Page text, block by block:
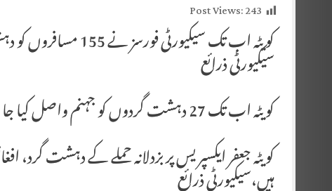
Post Views:243
کویٹہ اب تک
سیکیورٹی ذرائع
کویٹہ اب تک 27 دہشت گردوں کو جہنم واصل کیا جا چکا ہے، سیکیورٹی ذرائع
کویٹہ جعفر ایکسپریس پر بزدلانہ حملے کے دہشت